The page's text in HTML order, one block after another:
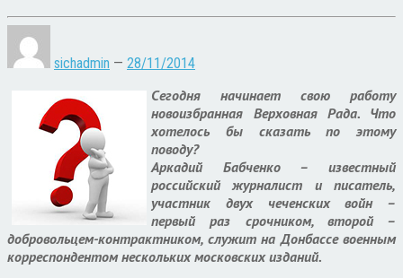
sichadmin — 28/11/2014
Сегодня начинает свою работу
новоизбранная Верховная Рада. Что
хотелось бы сказать по этому
поводу?
Аркадий Бабченко – известный
российский журналист и писатель,
участник двух чеченских войн –
первый раз срочником, второй –
добровольцем-контрактником, служит на Донбассе военным
корреспондентом нескольких московских изданий.